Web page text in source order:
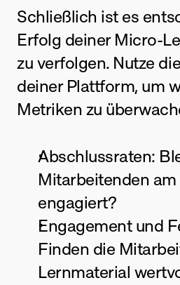
Schließlich ist es
Erfolg deiner Micro-
zu verfolgen. Nutze
deiner Plattform, um
Metriken zu
Abschlussraten:
Mitarbeitenden
engagiert?
Engagement und
Finden die
Lernmaterial